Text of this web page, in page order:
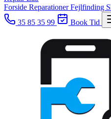
Forside ReparationerFejlfinding
35 85 35 99
Book Tid